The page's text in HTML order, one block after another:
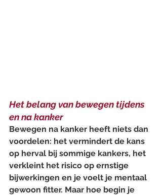
Het belang van bewegen tijdens
en na kanker
Bewegen na kanker heeft niets dan
voordelen: het vermindert de kans
op herval bij sommige kankers, het
verkleint het risico op ernstige
bijwerkingen en je voelt je mentaal
gewoon fitter. Maar hoe begin je